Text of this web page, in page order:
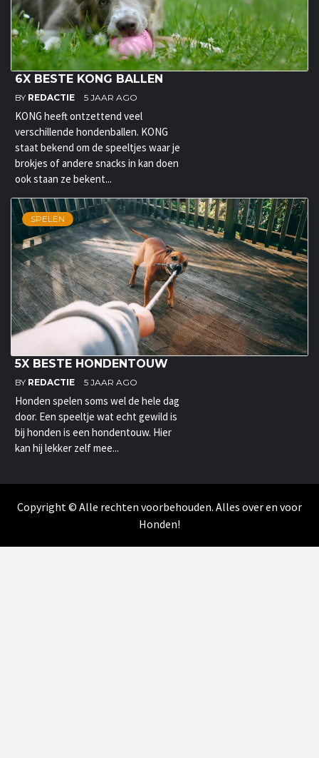
6X BESTE KONG BALLEN
BY REDACTIE 5 JAAR AGO
KONG heeft ontzettend veel
verschillende hondenballen. KONG
staat bekend om de speeltjes waar je
brokjes of andere snacks in kan doen
ook staan ze bekent...
SPELEN
5X BESTE HONDENTOUW
BY REDACTIE 5 JAAR AGO
Honden spelen soms wel de hele dag
door. Een speeltje wat echt gewild is
bij honden is een hondentouw. Hier
kan hij lekker zelf mee...
Copyright © Alle rechten voorbehouden. Alles over en voor
Honden!